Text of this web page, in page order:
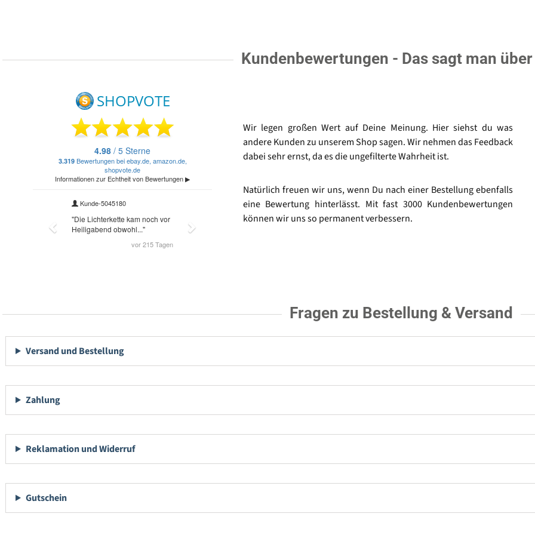
Kundenbewertungen - Das sagt man
Wir legen großen Wert auf Deine Meinung. Hier siehst du was
andere Kunden zu unserem Shop sagen. Wir nehmen das Feedback
dabei sehr ernst, da es die ungefilterte Wahrheit ist.
Natürlich freuen wir uns, wenn Du nach einer Bestellung ebenfalls
eine Bewertung hinterlässt. Mit fast 3000 Kundenbewertungen
können wir uns so permanent verbessern.
Fragen zu Bestellung & Versand
Versand und Bestellung
Zahlung
Reklamation und Widerruf
Gutschein